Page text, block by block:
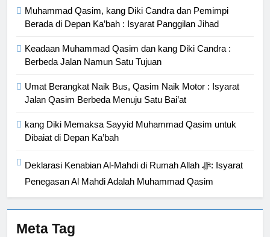
Muhammad Qasim, kang Diki Candra dan Pemimpi
Berada di Depan Ka’bah : Isyarat Panggilan Jihad
Keadaan Muhammad Qasim dan kang Diki Candra :
Berbeda Jalan Namun Satu Tujuan
Umat Berangkat Naik Bus, Qasim Naik Motor : Isyarat
Jalan Qasim Berbeda Menuju Satu Bai’at
kang Diki Memaksa Sayyid Muhammad Qasim untuk
Dibaiat di Depan Ka’bah
Deklarasi Kenabian Al-Mahdi di Rumah Allah ﷻ: Isyarat
Penegasan Al Mahdi Adalah Muhammad Qasim
Meta Tag